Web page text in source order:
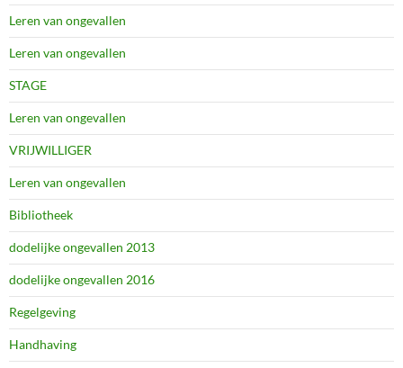
Leren van ongevallen
Leren van ongevallen
STAGE
Leren van ongevallen
VRIJWILLIGER
Leren van ongevallen
Bibliotheek
dodelijke ongevallen 2013
dodelijke ongevallen 2016
Regelgeving
Handhaving